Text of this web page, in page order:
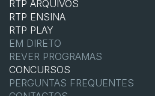
RTP ARQUIVOS
RTP ENSINA
RTP PLAY
EM DIRETO
REVER PROGRAMAS
CONCURSOS
PERGUNTAS FREQUENTES